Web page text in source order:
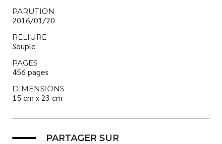
PARUTION
2016/01/20
RELIURE
Souple
PAGES
456 pages
DIMENSIONS
15 cm x 23 cm
PARTAGER SUR